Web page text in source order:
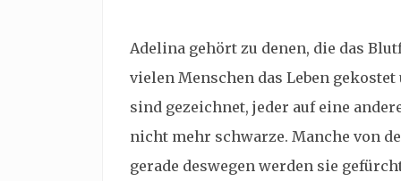
Adelina gehört zu denen, die das
vielen Menschen das Leben
sind gezeichnet, jeder auf eine
nicht mehr schwarze. Manche von
gerade deswegen werden sie